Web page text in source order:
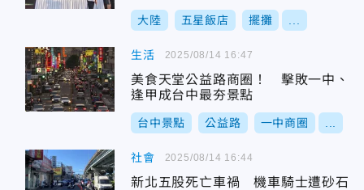
大陸 五星飯店 擺攤
生活
美食天堂公益路商圈！ 擊敗一中、
逢甲成台中最夯景點
台中景點 公益路 一中商圈
2025/08/14 16:47
社會
新北五股死亡車禍 機車騎士遭砂石
2025/08/14 16:44